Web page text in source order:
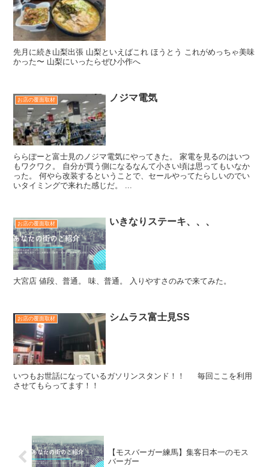
先月に続き山梨出張 山梨といえばこれ ほうとう これがめっちゃ美味
かった〜 山梨にいったらぜひ小作へ
お店の覆面取材 ノジマ電気
ららぽーと富士見のノジマ電気にやってきた。 家電を見るのはいつ
もワクワク。 自分が買う側になるなんて小さい頃は思ってもいなか
った。 何やら改装するということで、セールやってたらしいのでい
いタイミングで来れた感じだ。 ...
お店の覆面取材 いきなりステーキ、、、
大宮店 値段、普通。 味、普通。 入りやすさのみで来てみた。
お店の覆面取材 シムラス富士見SS
いつもお世話になっているガソリンスタンド！！ 毎回ここを利用
させてもらってます！！
【モスバーガー練馬】集客日本一のモス
バーガー